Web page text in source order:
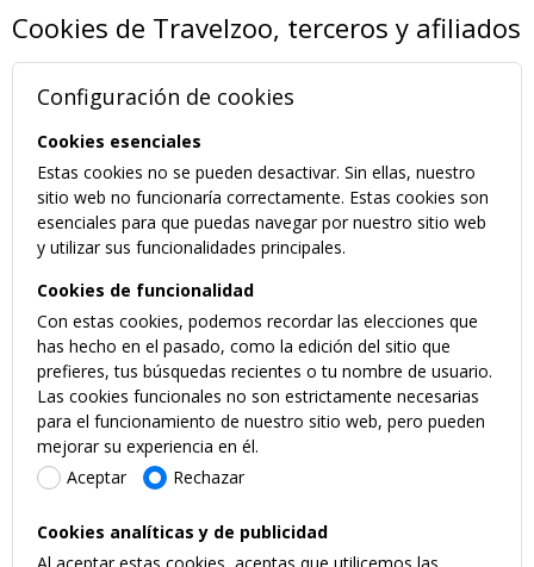
Cookies de Travelzoo, terceros y afiliados
Configuración de cookies
Cookies esenciales
Estas cookies no se pueden desactivar. Sin ellas, nuestro
sitio web no funcionaría correctamente. Estas cookies son
esenciales para que puedas navegar por nuestro sitio web
y utilizar sus funcionalidades principales.
Cookies de funcionalidad
Con estas cookies, podemos recordar las elecciones que
has hecho en el pasado, como la edición del sitio que
prefieres, tus búsquedas recientes o tu nombre de usuario.
Las cookies funcionales no son estrictamente necesarias
para el funcionamiento de nuestro sitio web, pero pueden
mejorar su experiencia en él.
Aceptar
Rechazar
Cookies analíticas y de publicidad